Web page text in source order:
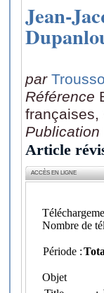
Jean-
par
Référence
françaises,
Publication
Article
ACCÈS EN LIGNE